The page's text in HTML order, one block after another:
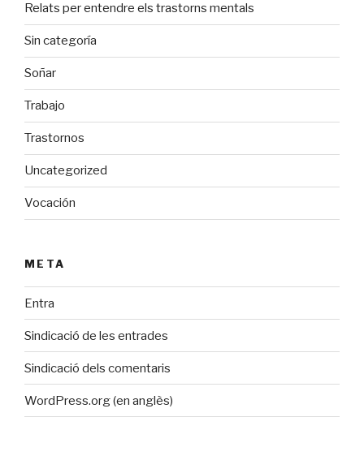
Relats per entendre els trastorns mentals
Sin categoría
Soñar
Trabajo
Trastornos
Uncategorized
Vocación
META
Entra
Sindicació de les entrades
Sindicació dels comentaris
WordPress.org (en anglès)